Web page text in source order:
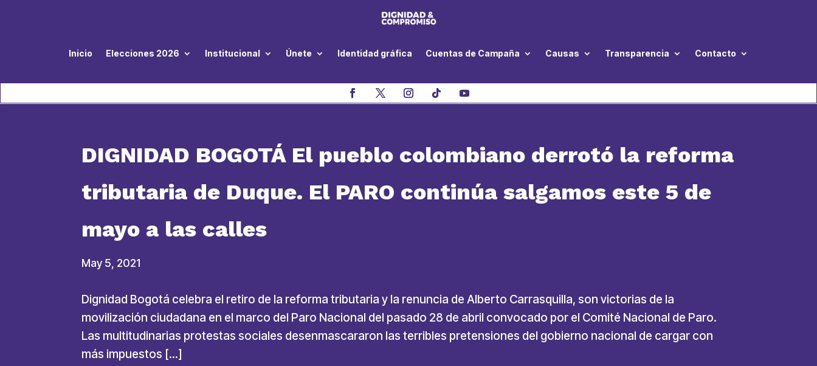
Inicio Elecciones 2026 Institucional Únete Identidad gráfica Cuentas de Campaña Causas Transparencia Contacto
DIGNIDAD BOGOTÁ El pueblo colombiano derrotó la reforma
tributaria de Duque. El PARO continúa salgamos este 5 de
mayo a las calles
May 5, 2021
Dignidad Bogotá celebra el retiro de la reforma tributaria y la renuncia de Alberto Carrasquilla, son victorias de la
movilización ciudadana en el marco del Paro Nacional del pasado 28 de abril convocado por el Comité Nacional de Paro.
Las multitudinarias protestas sociales desenmascararon las terribles pretensiones del gobierno nacional de cargar con
más impuestos […]